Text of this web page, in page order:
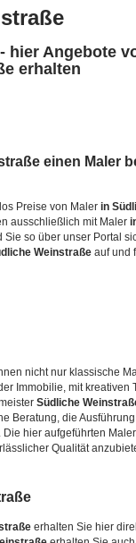
hier Angebote
erhalten
einen Maler
Preise von Maler in
ausschließlich mit Maler
so über unser Portal
Weinstraße auf und
nicht nur klassische
Immobilie, mit
Südliche
Beratung, die
hier aufgeführten Maler
Qualität
erhalten Sie hier